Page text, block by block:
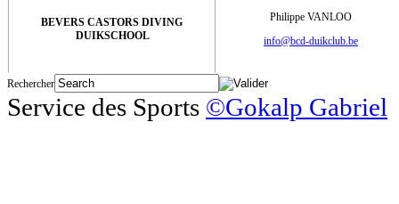
BEVERS CASTORS DIVING
DUIKSCHOOL
Philippe VANLOO
info@bcd-duikclub.be
Rechercher
Service des Sports ©Gokalp Gabriel